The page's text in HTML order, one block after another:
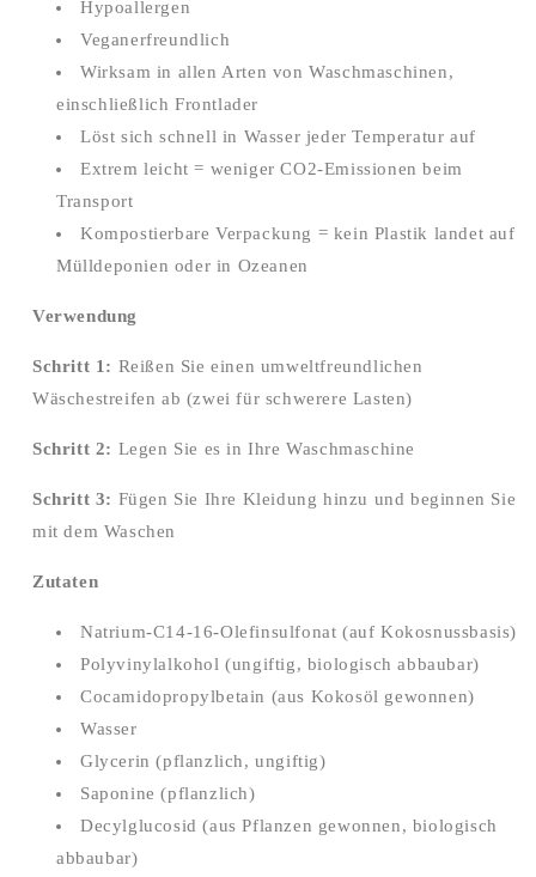
Hypoallergen
Veganerfreundlich
Wirksam in allen Arten von Waschmaschinen,
einschließlich Frontlader
Löst sich schnell in Wasser jeder Temperatur auf
Extrem leicht = weniger CO2-Emissionen beim
Transport
Kompostierbare Verpackung = kein Plastik landet auf
Mülldeponien oder in Ozeanen
Verwendung
Schritt 1: Reißen Sie einen umweltfreundlichen
Wäschestreifen ab (zwei für schwerere Lasten)
Schritt 2: Legen Sie es in Ihre Waschmaschine
Schritt 3: Fügen Sie Ihre Kleidung hinzu und beginnen Sie
mit dem Waschen
Zutaten
Natrium-C14-16-Olefinsulfonat (auf Kokosnussbasis)
Polyvinylalkohol (ungiftig, biologisch abbaubar)
Cocamidopropylbetain (aus Kokosöl gewonnen)
Wasser
Glycerin (pflanzlich, ungiftig)
Saponine (pflanzlich)
Decylglucosid (aus Pflanzen gewonnen, biologisch
abbaubar)